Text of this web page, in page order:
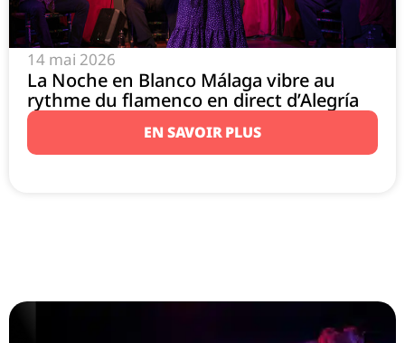
14 mai 2026
La Noche en Blanco Málaga vibre au
rythme du flamenco en direct d’Alegría
EN SAVOIR PLUS